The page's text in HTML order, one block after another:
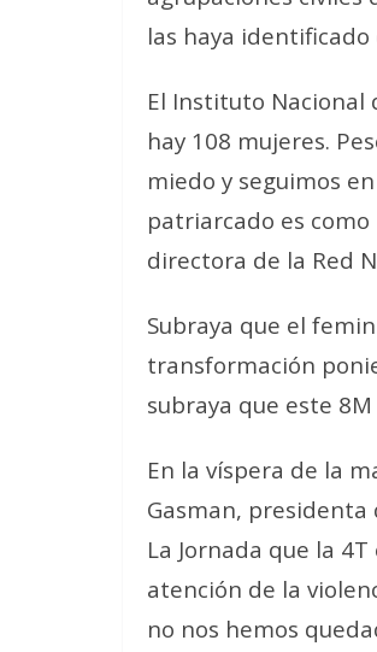
las haya
El Instituto Nacional
hay 108 mujeres.
miedo y seguimos
patriarcado es
directora de la Red
Subraya que el
transformación
subraya que este 8M
En la víspera de la
Gasman, presidenta
La Jornada que la
atención de la
no nos hemos